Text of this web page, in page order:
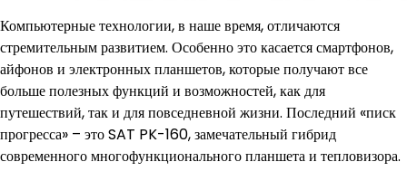
Компьютерные технологии, в наше время, отличаются
стремительным развитием. Особенно это касается смартфонов,
айфонов и электронных планшетов, которые получают все
больше полезных функций и возможностей, как для
путешествий, так и для повседневной жизни. Последний «писк
прогресса» – это SAT PK-160, замечательный гибрид
современного многофункционального планшета и тепловизора.